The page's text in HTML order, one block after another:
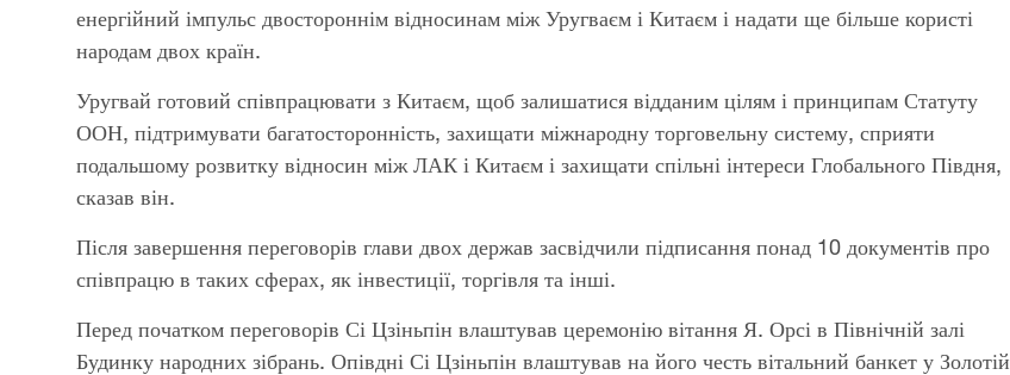
енергійний імпульс двостороннім відносинам між Уругваєм і Китаєм і надати ще більше користі
народам двох країн.
Уругвай готовий співпрацювати з Китаєм, щоб залишатися відданим цілям і принципам Статуту
ООН, підтримувати багатосторонність, захищати міжнародну торговельну систему, сприяти
подальшому розвитку відносин між ЛАК і Китаєм і захищати спільні інтереси Глобального Півдня,
сказав він.
Після завершення переговорів глави двох держав засвідчили підписання понад 10 документів про
співпрацю в таких сферах, як інвестиції, торгівля та інші.
Перед початком переговорів Сі Цзіньпін влаштував церемонію вітання Я. Орсі в Північній залі
Будинку народних зібрань. Опівдні Сі Цзіньпін влаштував на його честь вітальний банкет у Золотій